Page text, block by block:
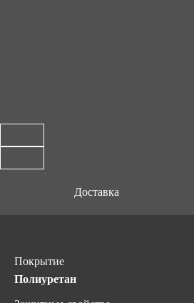
Доставка
Покрытие
Полиуретан